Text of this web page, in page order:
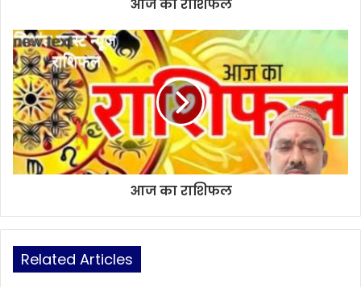
आज का राशिफल
आज का राशिफल
Related Articles